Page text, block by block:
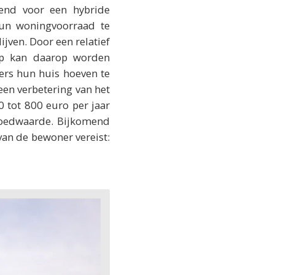
voor een hybride
woningvoorraad te
Door een relatief
kan daarop worden
hun huis hoeven te
verbetering van het
tot 800 euro per jaar
Bijkomend
de bewoner vereist: